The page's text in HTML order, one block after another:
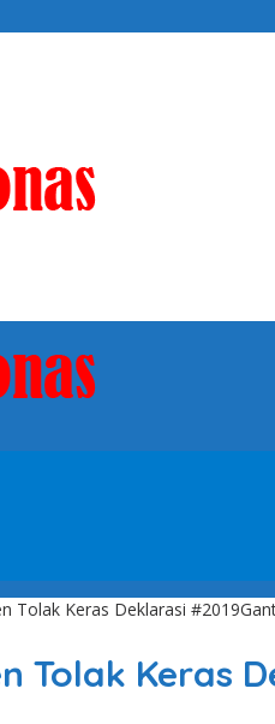
Tolak Keras Deklarasi
Tolak Keras